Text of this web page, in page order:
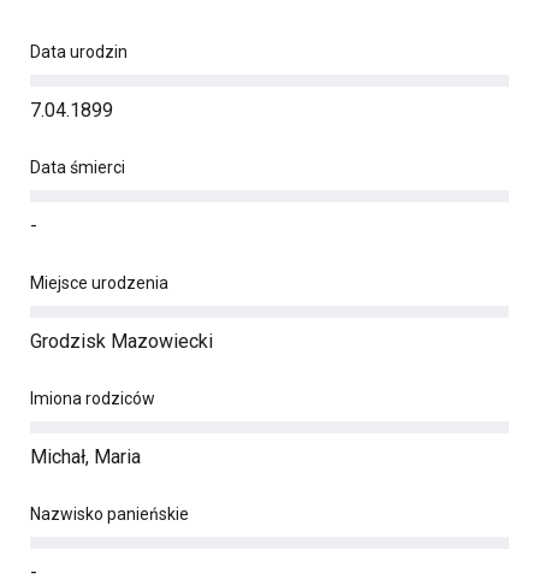
Data urodzin
7.04.1899
Data śmierci
-
Miejsce urodzenia
Grodzisk Mazowiecki
Imiona rodziców
Michał, Maria
Nazwisko panieńskie
-